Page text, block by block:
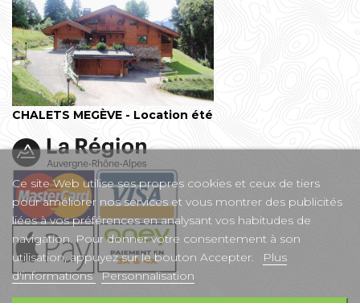
CHALETS MEGÈVE - Location été
Ce site Web utilise ses propres cookies et ceux de tiers
pour améliorer nos services et vous montrer des publicités
liées à vos préférences en analysant vos habitudes de
navigation. Pour donner votre consentement à son
utilisation, appuyez sur le bouton Accepter.
Plus
d'informations Personnalisation